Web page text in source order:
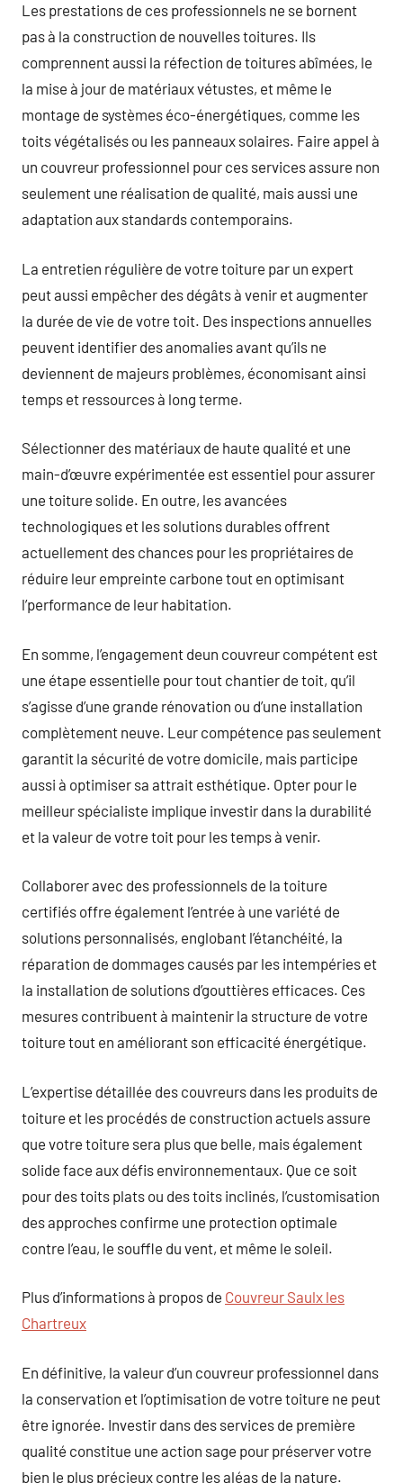
Les prestations de ces professionnels ne se bornent
pas à la construction de nouvelles toitures. Ils
comprennent aussi la réfection de toitures abîmées, le
la mise à jour de matériaux vétustes, et même le
montage de systèmes éco-énergétiques, comme les
toits végétalisés ou les panneaux solaires. Faire appel à
un couvreur professionnel pour ces services assure non
seulement une réalisation de qualité, mais aussi une
adaptation aux standards contemporains.
La entretien régulière de votre toiture par un expert
peut aussi empêcher des dégâts à venir et augmenter
la durée de vie de votre toit. Des inspections annuelles
peuvent identifier des anomalies avant qu’ils ne
deviennent de majeurs problèmes, économisant ainsi
temps et ressources à long terme.
Sélectionner des matériaux de haute qualité et une
main-d’œuvre expérimentée est essentiel pour assurer
une toiture solide. En outre, les avancées
technologiques et les solutions durables offrent
actuellement des chances pour les propriétaires de
réduire leur empreinte carbone tout en optimisant
l’performance de leur habitation.
En somme, l’engagement deun couvreur compétent est
une étape essentielle pour tout chantier de toit, qu’il
s’agisse d’une grande rénovation ou d’une installation
complètement neuve. Leur compétence pas seulement
garantit la sécurité de votre domicile, mais participe
aussi à optimiser sa attrait esthétique. Opter pour le
meilleur spécialiste implique investir dans la durabilité
et la valeur de votre toit pour les temps à venir.
Collaborer avec des professionnels de la toiture
certifiés offre également l’entrée à une variété de
solutions personnalisés, englobant l’étanchéité, la
réparation de dommages causés par les intempéries et
la installation de solutions d’gouttières efficaces. Ces
mesures contribuent à maintenir la structure de votre
toiture tout en améliorant son efficacité énergétique.
L’expertise détaillée des couvreurs dans les produits de
toiture et les procédés de construction actuels assure
que votre toiture sera plus que belle, mais également
solide face aux défis environnementaux. Que ce soit
pour des toits plats ou des toits inclinés, l’customisation
des approches confirme une protection optimale
contre l’eau, le souffle du vent, et même le soleil.
Plus d’informations à propos de Couvreur Saulx les
Chartreux
En définitive, la valeur d’un couvreur professionnel dans
la conservation et l’optimisation de votre toiture ne peut
être ignorée. Investir dans des services de première
qualité constitue une action sage pour préserver votre
bien le plus précieux contre les aléas de la nature.